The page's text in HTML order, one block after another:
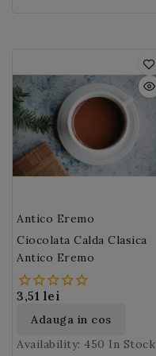
Antico Eremo
Ciocolata Calda Clasica
Antico Eremo
3,51 lei
Adauga in cos
Availability: 450 In Stock